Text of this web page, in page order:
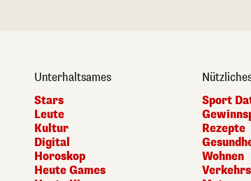
Unterhaltsames
Stars
Leute
Kultur
Digital
Horoskop
Heute Games
Sport
Rezepte
Wohnen